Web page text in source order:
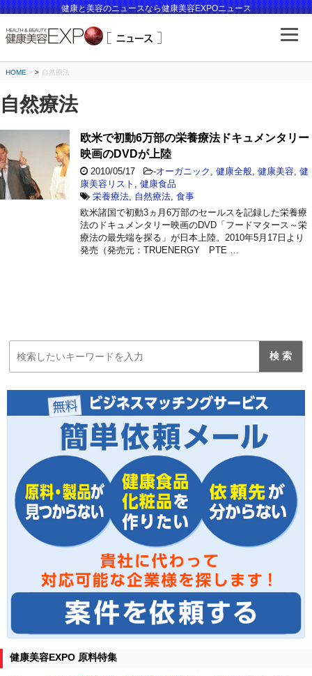
健康と美容のニュースなら健康美容EXPOニュース
HOME > 自然療法
自然療法
欧米で初動6万部の栄養療法ドキュメンタリー
映画のDVDが上陸
2010/05/17 -オーガニック 健康全般 健康美容 健
康美容リスト
健康食品
栄養療法 自然療法 食事
欧米諸国で初動3ヵ月6万部のセールスを記録した栄養療
法のドキュメンタリー映画のDVD「フードマタース～栄
療法の最先端を探る」が日本上陸。2010年5月17日より
発売（発売元：TRUENERGY PTE …
健康美容EXPO 原料特集